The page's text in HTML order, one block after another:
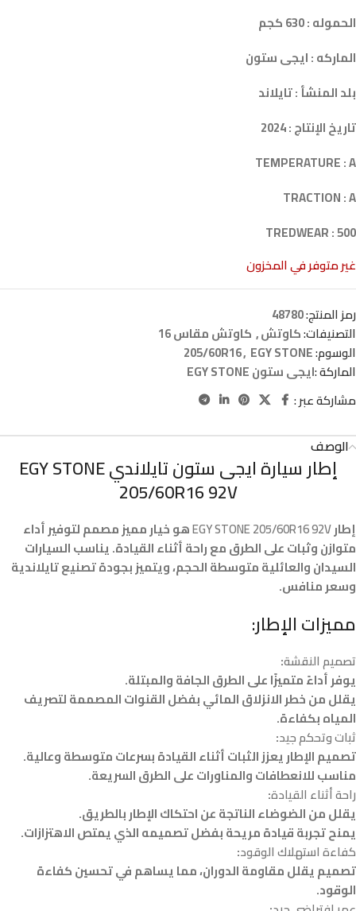
الحموله : 630 كجم
الماركه : ايجى ستون
بلد المنشأ : تايلاند
تاريخ الإنتاج : 2024
TEMPERATURE : A
TRACTION : A
TREDWEAR : 500
غير متوفر في المخزون
رمز المنتج:48780
التصنيفات:كاوتش, كاوتش مقاس 16
الوسوم:
205/60R16, EGY STONE
الماركة :ايجى ستون EGY STONE
مشاركة عبر :
الوصف
إطار سيارة ايجى ستون تايلاندي EGY STONE
205/60R16 92V
إطارEGY STONE 205/60R16 92Vهو خيار مميز مصمم لتوفير أداء
متوازن وثبات على الطرق مع راحة أثناء القيادة. يناسب السيارات
السيدان والعائلية متوسطة الحجم، ويتميز بجودة تصنيع تايلاندية
وسعر منافس.
مميزات الإطار:
تصميم النقشة:
يوفر أداءً متميزًا على الطرق الجافة والمبتلة.
يقلل من خطر الانزلاق المائي بفضل القنوات المصممة لتصريف
المياه بكفاءة.
ثبات وتحكم جيد:
تصميم الإطار يعزز الثبات أثناء القيادة بسرعات متوسطة وعالية.
مناسب للانعطافات والمناورات على الطرق السريعة.
راحة أثناء القيادة:
يقلل من الضوضاء الناتجة عن احتكاك الإطار بالطريق.
يمنح تجربة قيادة مريحة بفضل تصميمه الذي يمتص الاهتزازات.
كفاءة استهلاك الوقود:
تصميم يقلل مقاومة الدوران، مما يساهم في تحسين كفاءة
الوقود.